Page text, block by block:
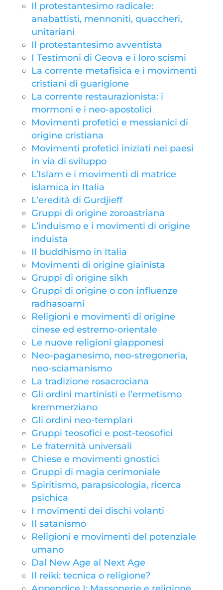
Il protestantesimo radicale:
anabattisti, mennoniti, quaccheri,
unitariani
Il protestantesimo avventista
I Testimoni di Geova e i loro scismi
La corrente metafisica e i movimenti
cristiani di guarigione
La corrente restaurazionista: i
mormoni e i neo-apostolici
Movimenti profetici e messianici di
origine cristiana
Movimenti profetici iniziati nei paesi
in via di sviluppo
L’Islam e i movimenti di matrice
islamica in Italia
L’eredità di Gurdjieff
Gruppi di origine zoroastriana
L’induismo e i movimenti di origine
induista
Il buddhismo in Italia
Movimenti di origine giainista
Gruppi di origine sikh
Gruppi di origine o con influenze
radhasoami
Religioni e movimenti di origine
cinese ed estremo-orientale
Le nuove religioni giapponesi
Neo-paganesimo, neo-stregoneria,
neo-sciamanismo
La tradizione rosacrociana
Gli ordini martinisti e l’ermetismo
kremmerziano
Gli ordini neo-templari
Gruppi teosofici e post-teosofici
Le fraternità universali
Chiese e movimenti gnostici
Gruppi di magia cerimoniale
Spiritismo, parapsicologia, ricerca
psichica
I movimenti dei dischi volanti
Il satanismo
Religioni e movimenti del potenziale
umano
Dal New Age al Next Age
Il reiki: tecnica o religione?